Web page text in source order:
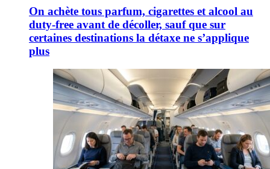
On achète tous parfum, cigarettes et alcool au
duty-free avant de décoller, sauf que sur
certaines destinations la détaxe ne s’applique
plus